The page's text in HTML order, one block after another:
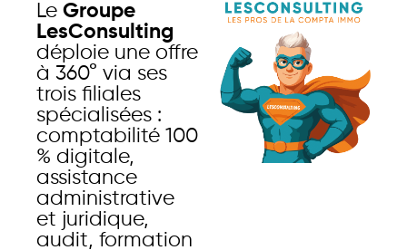
Le Groupe
LesConsulting
déploie une offre
à 360° via ses
trois filiales
spécialisées :
comptabilité 100
% digitale,
assistance
administrative
et juridique,
audit, formation